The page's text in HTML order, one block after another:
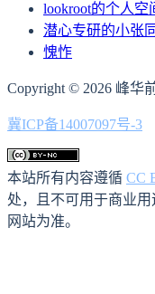
lookroot的个人空
潜心专研的小张
愧怍
Copyright © 2026 峰华
冀ICP备14007097号-3
本站所有内容遵循 CC
处，且不可用于商业
网站为准。